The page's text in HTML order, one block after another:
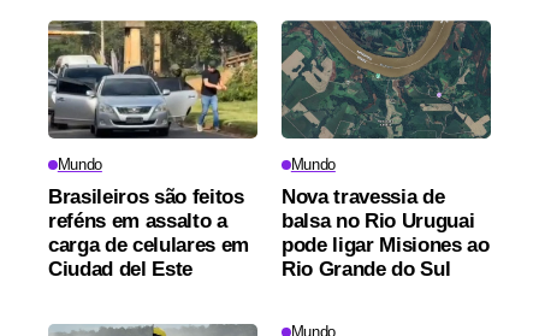
Mundo
Brasileiros são feitos
reféns em assalto a
carga de celulares em
Ciudad del Este
Mundo
Nova travessia de
balsa no Rio Uruguai
pode ligar Misiones ao
Rio Grande do Sul
Mundo